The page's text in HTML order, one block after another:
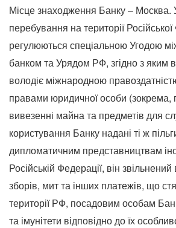
Місце знаходження Банку – Москва.
перебування на території
регулюються спеціальною Угодою
банком та Урядом РФ, згідно з яким
володіє міжнародною
правами юридичної особи (зокрема,
вивезенні майна та предметів для
користування Банку надані ті ж
дипломатичним представництвам
Російській Федерації, він звільнений
зборів, мит та інших платежів, що
території РФ, посадовим особам
та імунітети відповідно до їх